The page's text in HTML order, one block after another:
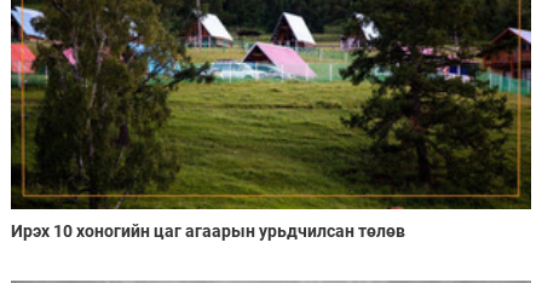
Ирэх 10 хоногийн цаг агаарын урьдчилсан төлөв